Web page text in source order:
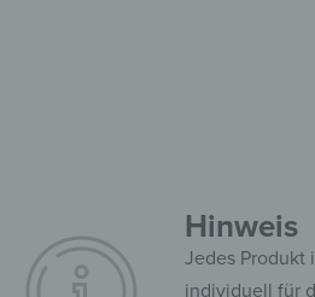
Hinweis
Jedes Produkt
individuell für